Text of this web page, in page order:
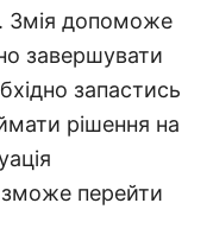
Змія допоможе
завершувати
запастись
рішення на
зможе перейти